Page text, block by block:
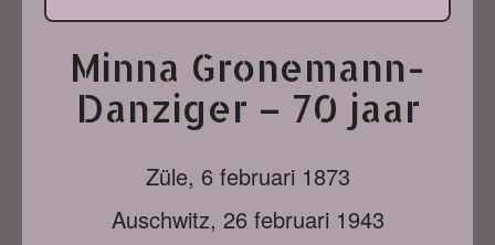
Minna Gronemann-
Danziger – 70 jaar
Züle, 6 februari 1873
Auschwitz, 26 februari 1943